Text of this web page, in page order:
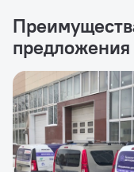
предложения